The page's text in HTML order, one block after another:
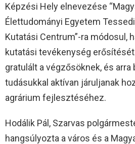
Képzési Hely elnevezése
Élettudományi Egyetem
Kutatási Centrum”-ra módosul,
kutatási tevékenység
gratulált a végzősöknek, és
tudásukkal aktívan járuljanak
agrárium fejlesztéséhez.
Hodálik Pál, Szarvas
hangsúlyozta a város és a